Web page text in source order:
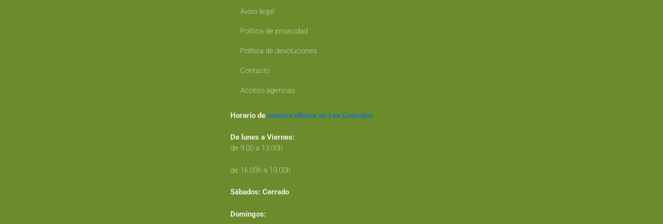
Aviso legal
Política de privacidad
Política de devoluciones
Contacto
Acceso agencias
Horario de nuestra oficina en Los Cancajos
De lunes a Viernes:
de 9.00 a 13.00h
de 16.00h a 19.00h
Sábados: Cerrado
Domingos: